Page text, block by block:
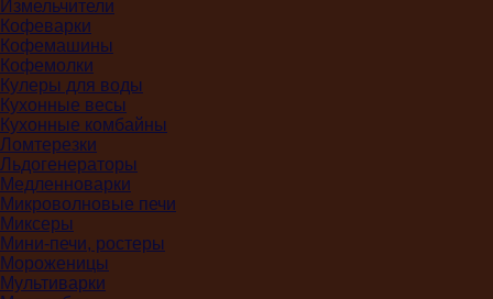
Измельчители
Кофеварки
Кофемашины
Кофемолки
Кулеры для воды
Кухонные весы
Кухонные комбайны
Ломтерезки
Льдогенераторы
Медленноварки
Микроволновые печи
Миксеры
Мини-печи, ростеры
Мороженицы
Мультиварки